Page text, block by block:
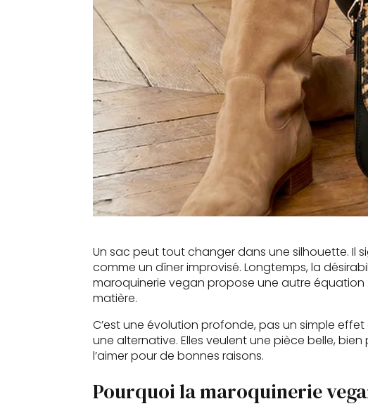
Un sac peut tout changer dans une silhouette. Il
comme un dîner improvisé. Longtemps, la
maroquinerie vegan propose une autre équation
matière.
C’est une évolution profonde, pas un simple
une alternative. Elles veulent une pièce belle,
l’aimer pour de bonnes raisons.
Pourquoi la maroquinerie